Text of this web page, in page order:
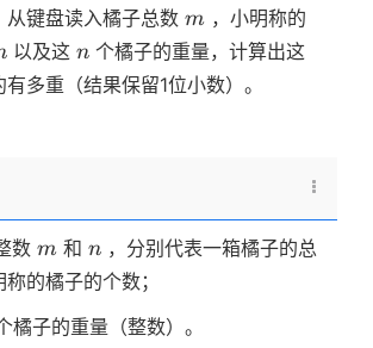
从键盘读入橘子总数 m
m ，小明称的
以及这 n
n 个橘子的重量，计算出这
多重（结果保留1位小数）。
数 m
m 和 n
n ，分别代表一箱橘子的总
的橘子的个数；
橘子的重量（整数）。